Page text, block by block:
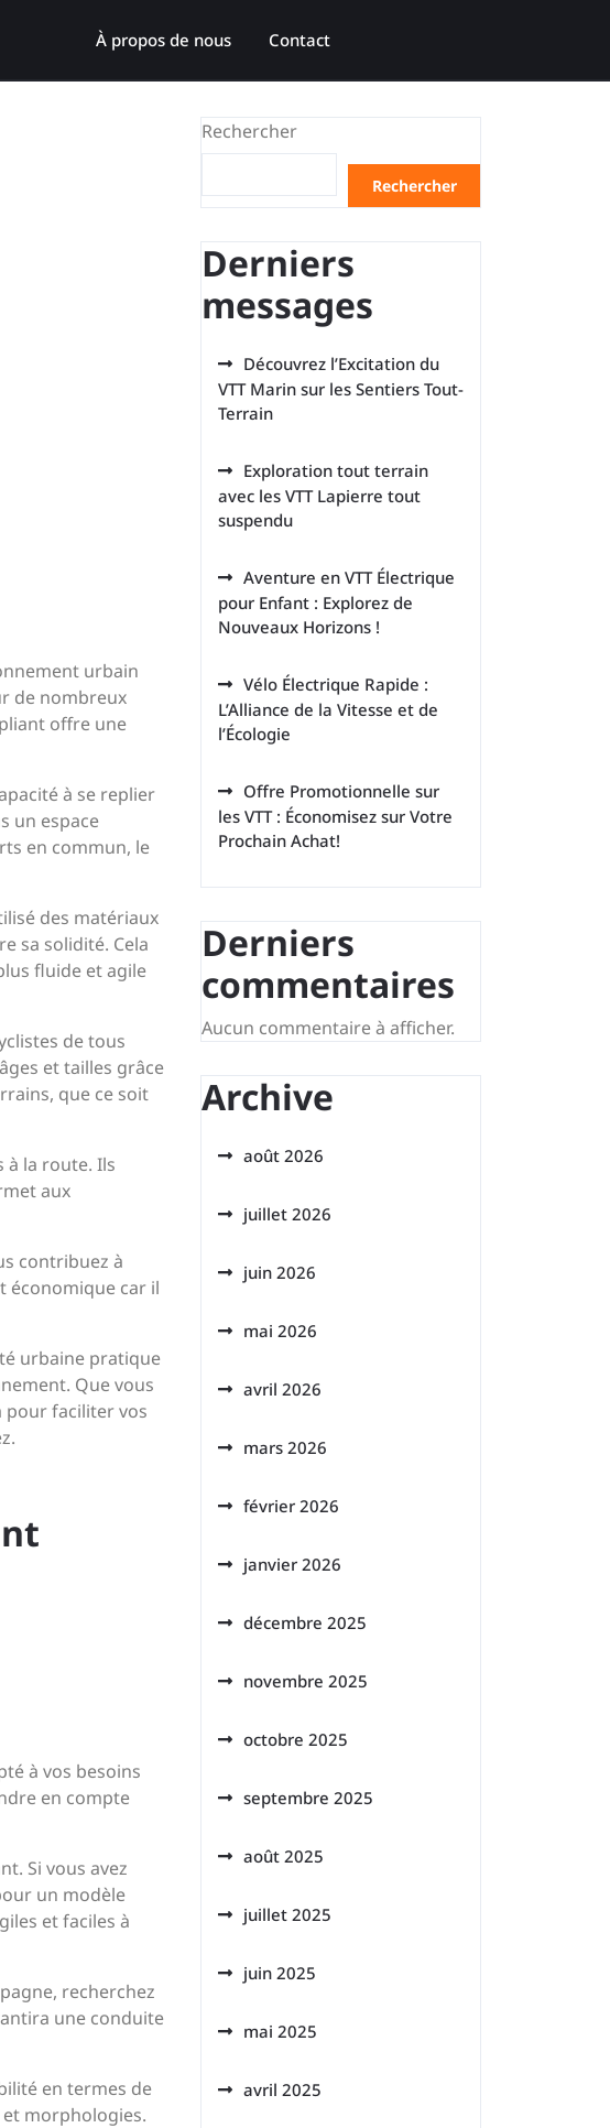
À propos de nous Contact
urbain
de nombreux
offre une
à se replier
un espace
en commun, le
des matériaux
sa solidité. Cela
fluide et agile
de tous
et tailles grâce
que ce soit
à la route. Ils
aux
contribuez à
économique car il
urbaine pratique
Que vous
pour faciliter vos
à vos besoins
en compte
Si vous avez
un modèle
et faciles à
recherchez
une conduite
en termes de
morphologies.
Rechercher
Rechercher
Derniers
messages
Découvrez l’Excitation du
VTT Marin sur les Sentiers Tout-
Terrain
Exploration tout terrain
avec les VTT Lapierre tout
suspendu
Aventure en VTT Électrique
pour Enfant : Explorez de
Nouveaux Horizons !
Vélo Électrique Rapide :
L’Alliance de la Vitesse et de
l’Écologie
Offre Promotionnelle sur
les VTT : Économisez sur Votre
Prochain Achat!
Derniers
commentaires
Aucun commentaire à afficher.
Archive
août 2026
juillet 2026
juin 2026
mai 2026
avril 2026
mars 2026
février 2026
janvier 2026
décembre 2025
novembre 2025
octobre 2025
septembre 2025
août 2025
juillet 2025
juin 2025
mai 2025
avril 2025